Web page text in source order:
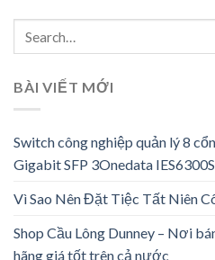
BÀI VIẾT MỚI
Switch công nghiệp quản lý 8
Gigabit SFP 3Onedata
Vì Sao Nên Đặt Tiệc Tất Niên
Shop Cầu Lông Dunney – Nơi
hãng giá tốt trên cả nước